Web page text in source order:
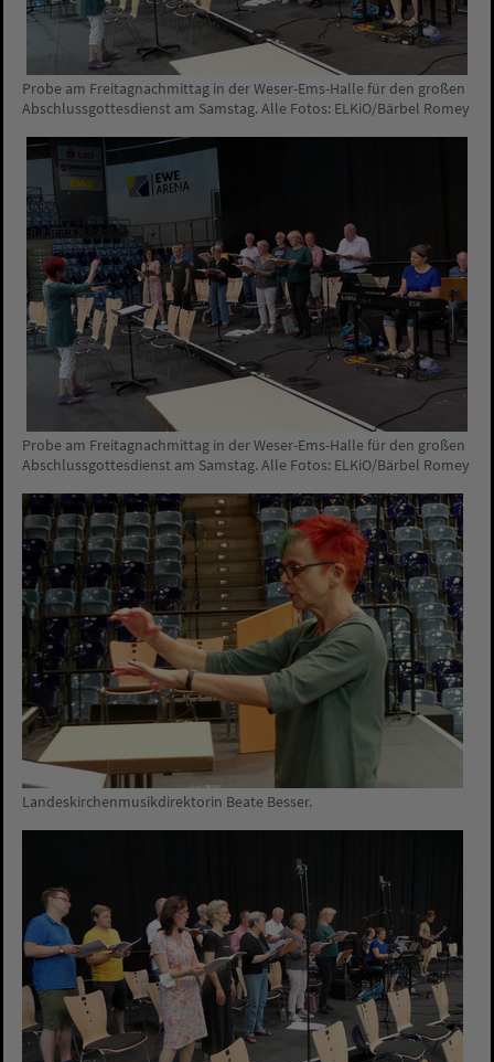
Probe am Freitagnachmittag in der Weser-Ems-Halle für den großen
Abschlussgottesdienst am Samstag. Alle Fotos: ELKiO/Bärbel Romey
Probe am Freitagnachmittag in der Weser-Ems-Halle für den großen
Abschlussgottesdienst am Samstag. Alle Fotos: ELKiO/Bärbel Romey
Landeskirchenmusikdirektorin Beate Besser.